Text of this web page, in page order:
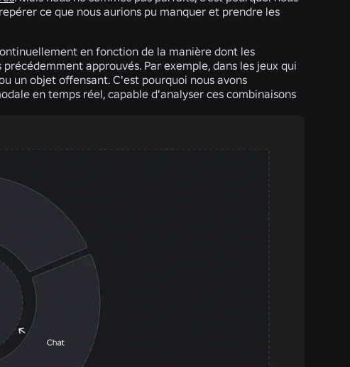
ce que nous aurions pu manquer et prendre les
en fonction de la manière dont les
approuvés. Par exemple, dans les jeux qui
un objet offensant. C'est pourquoi nous avons
en temps réel, capable d'analyser ces combinaisons